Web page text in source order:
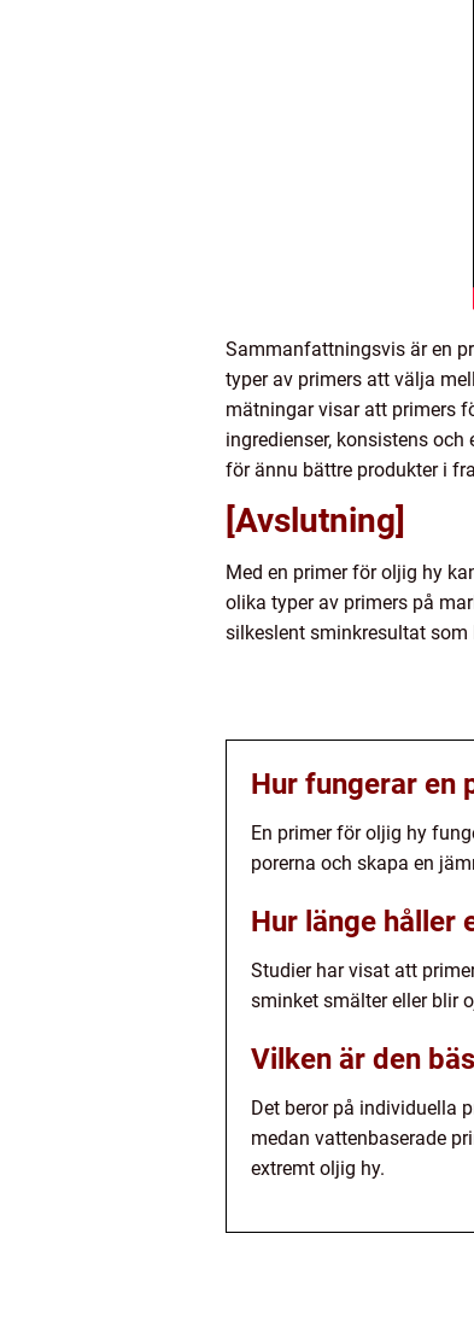
Sammanfattningsvis är en
typer av primers att välja
mätningar visar att primers
ingredienser, konsistens
för ännu bättre produkter i
[Avslutning]
Med en primer för oljig hy
olika typer av primers på
silkeslent sminkresultat som
Hur fungerar en
En primer för oljig hy
porerna och skapa en
Hur länge håller
Studier har visat att
sminket smälter eller blir
Vilken är den
Det beror på individuella
medan vattenbaserade
extremt oljig hy.